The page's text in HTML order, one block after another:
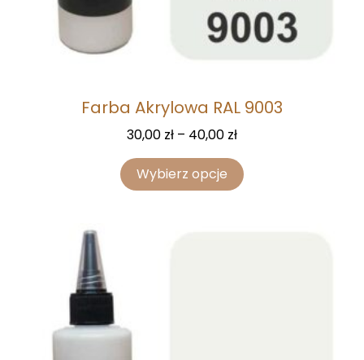
Farba Akrylowa RAL 9003
30,00 zł – 40,00 zł
Wybierz opcje